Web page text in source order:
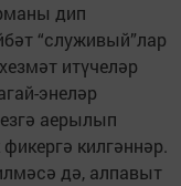
дип
“служивый”лар
итүчеләр
энеләр
аерылып
килгәннәр.
дә, алпавыт